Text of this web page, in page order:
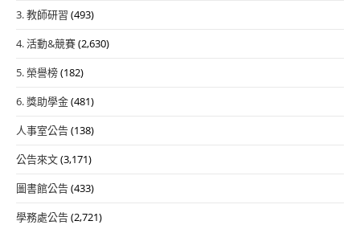
3. 教師研習 (493)
4. 活動&競賽(2,630)
5. 榮譽榜(182)
6. 獎助學金(481)
人事室公告(138)
公告來文(3,171)
圖書館公告(433)
學務處公告(2,721)